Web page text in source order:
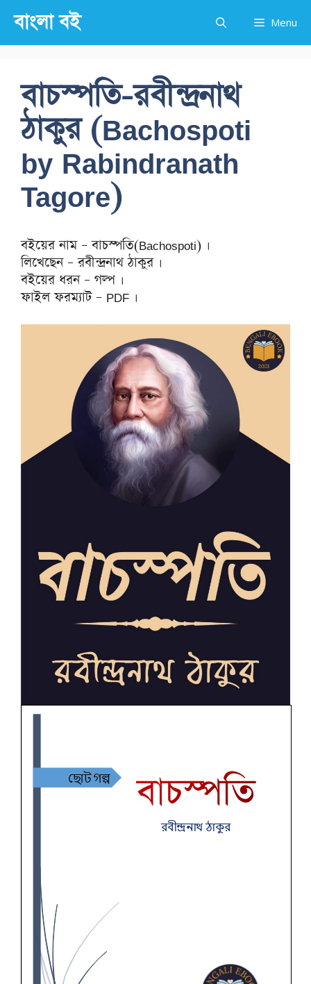
content
বাংলা বই Menu
বাচস্পতি-রবীন্দ্রনাথ
ঠাকুর (Bachospoti
by Rabindranath
Tagore)
বইয়ের নাম – বাচস্পতি(Bachospoti) ।
লিখেছেন – রবীন্দ্রনাথ ঠাকুর ।
বইয়ের ধরন – গল্প ।
ফাইল ফরম্যাট – PDF ।